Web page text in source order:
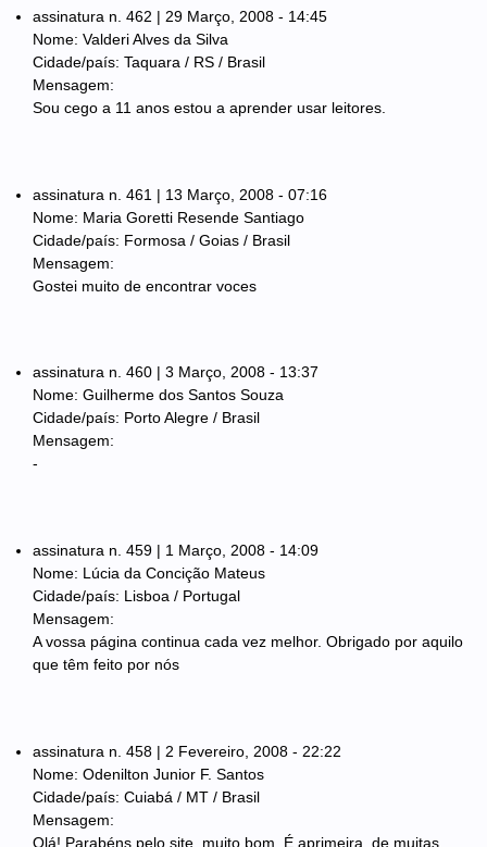
assinatura n. 462 | 29 Março, 2008 - 14:45
Nome: Valderi Alves da Silva
Cidade/país: Taquara / RS / Brasil
Mensagem:
Sou cego a 11 anos estou a aprender usar leitores.
assinatura n. 461 | 13 Março, 2008 - 07:16
Nome: Maria Goretti Resende Santiago
Cidade/país: Formosa / Goias / Brasil
Mensagem:
Gostei muito de encontrar voces
assinatura n. 460 | 3 Março, 2008 - 13:37
Nome: Guilherme dos Santos Souza
Cidade/país: Porto Alegre / Brasil
Mensagem:
-
assinatura n. 459 | 1 Março, 2008 - 14:09
Nome: Lúcia da Concição Mateus
Cidade/país: Lisboa / Portugal
Mensagem:
A vossa página continua cada vez melhor. Obrigado por aquilo
que têm feito por nós
assinatura n. 458 | 2 Fevereiro, 2008 - 22:22
Nome: Odenilton Junior F. Santos
Cidade/país: Cuiabá / MT / Brasil
Mensagem:
Olá! Parabéns pelo site, muito bom. É aprimeira, de muitas